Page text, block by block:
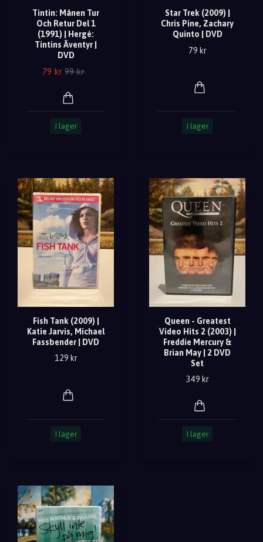
Tintin: Månen Tur
Och Retur Del 1
(1991) | Hergé:
Tintins Äventyr |
DVD
79 kr 99 kr
I lager
Star Trek (2009) |
Chris Pine, Zachary
Quinto | DVD
79 kr
I lager
Fish Tank (2009) |
Katie Jarvis, Michael
Fassbender | DVD
129 kr
I lager
Queen - Greatest
Video Hits 2 (2003) |
Freddie Mercury &
Brian May | 2 DVD
Set
349 kr
I lager